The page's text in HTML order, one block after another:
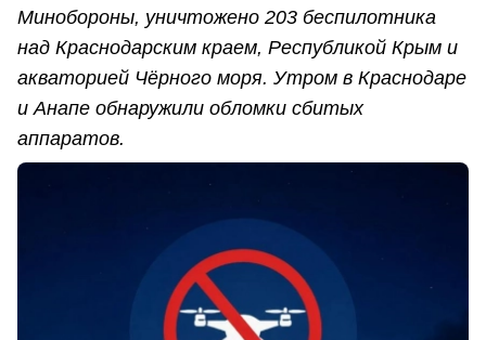
Минобороны, уничтожено 203 беспилотника
над Краснодарским краем, Республикой Крым и
акваторией Чёрного моря. Утром в Краснодаре
и Анапе обнаружили обломки сбитых
аппаратов.